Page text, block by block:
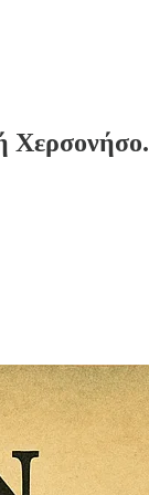
Χερσονήσο.